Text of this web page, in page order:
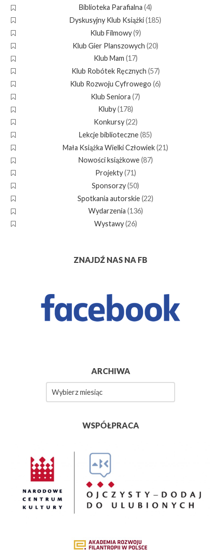
Biblioteka Parafialna (4)
Dyskusyjny Klub Książki(185)
Klub Filmowy(9)
Klub Gier Planszowych (20)
Klub Mam (17)
Klub Robótek Ręcznych (57)
Klub Rozwoju Cyfrowego (6)
Klub Seniora (7)
Kluby(178)
Konkursy(22)
Lekcje biblioteczne(85)
Mała Książka Wielki Człowiek(21)
Nowości książkowe(87)
Projekty(71)
Sponsorzy(50)
Spotkania autorskie(22)
Wydarzenia (136)
Wystawy(26)
ZNAJDŹ NAS NA FB
ARCHIWA
WSPÓŁPRACA